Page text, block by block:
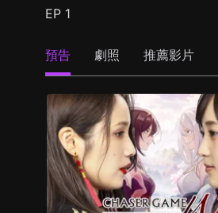
EP 1
預告 劇照 推薦影片